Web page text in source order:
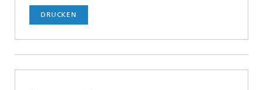
DRUCKEN